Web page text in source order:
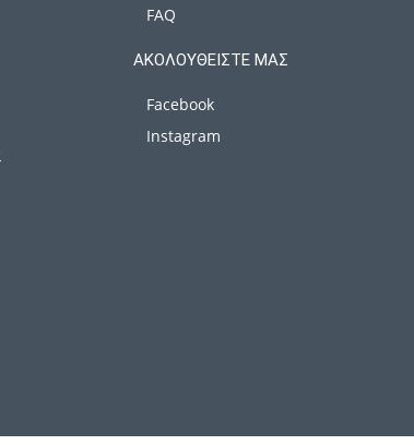
FAQ
ΑΚΟΛΟΥΘΕΊΣΤΕ ΜΑΣ
Facebook
Instagram